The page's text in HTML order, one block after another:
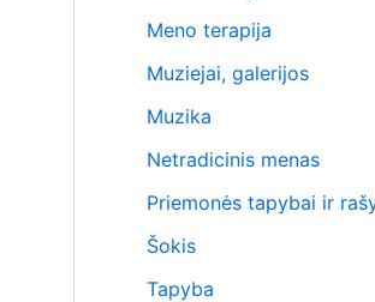
Meno terapija
Muziejai, galerijos
Muzika
Netradicinis menas
Priemonės tapybai ir
Šokis
Tapyba